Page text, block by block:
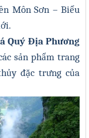
Môn Sơn – Biểu
.
Quý Địa Phương
sản phẩm trang
đặc trưng của